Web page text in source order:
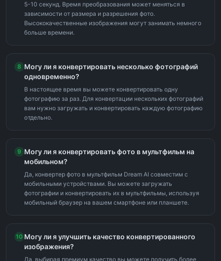
5-10 секунд. Время преобразования может меняться в
зависимости от размера и разрешения фото.
Высококачественные изображения могут занимать немного
больше времени.
8 Могу ли я конвертировать несколько фотографий
одновременно?
В настоящее время вы можете конвертировать одну
фотографию за раз. Для конвертации нескольких фотографий
вам нужно загружать и конвертировать каждую фотографию
отдельно.
9 Могу ли я конвертировать фото в мультфильм на
мобильном?
Да, конвертер фото в мультфильм Dream AI совместим с
мобильными устройствами. Вы можете загружать
фотографии и конвертировать их в мультфильмы, используя
мобильный браузер на вашем смартфоне или планшете.
10 Могу ли я улучшить качество конвертированного
изображения?
Да, выбирая премиум качество вы можете получить более